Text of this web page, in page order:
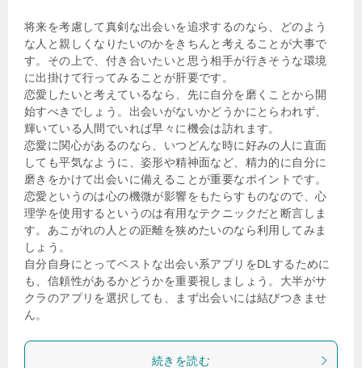
将来を考慮して真剣な出会いを追求するのなら、どのよう
な人と親しくなりたいのかをきちんと考えることが大事で
す。その上で、付き合いたいと思う相手が行きそうな環境
に出掛けて行ってみることが肝要です。
恋愛したいと考えているなら、先に自分を磨くことから開
始すべきでしょう。出会いがないかどうかにとらわれず、
輝いている人間でいれば早々に機会は訪れます。
恋愛に関心があるのなら、いつどんな時に好みの人に直面
しても平気なように、姿形や精神面など、精力的に自分に
磨きをかけて出会いに備えることが重要なポイントです。
恋愛というのは心の機微が影響をもたらすものなので、心
理学を使用するというのは有用なテクニックだと断言しま
す。あこがれの人との距離を狭めたいのなら利用してみま
しょう。
自分自身にとってベストな出会い系アプリをDLするために
も、信頼性があるかどうかを重要視しましょう。大半がサ
クラのアプリを選択しても、まず出会いには結びつきませ
ん。
続きを読む